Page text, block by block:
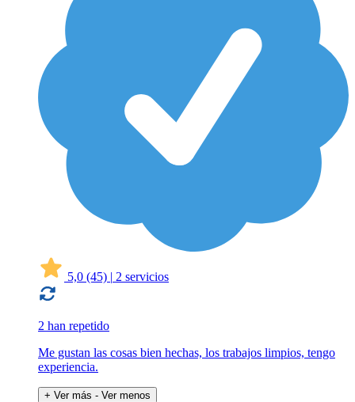
5,0 (45) | 2 servicios
2 han repetido
Me gustan las cosas bien hechas, los trabajos limpios, tengo
experiencia.
+ Ver más - Ver menos